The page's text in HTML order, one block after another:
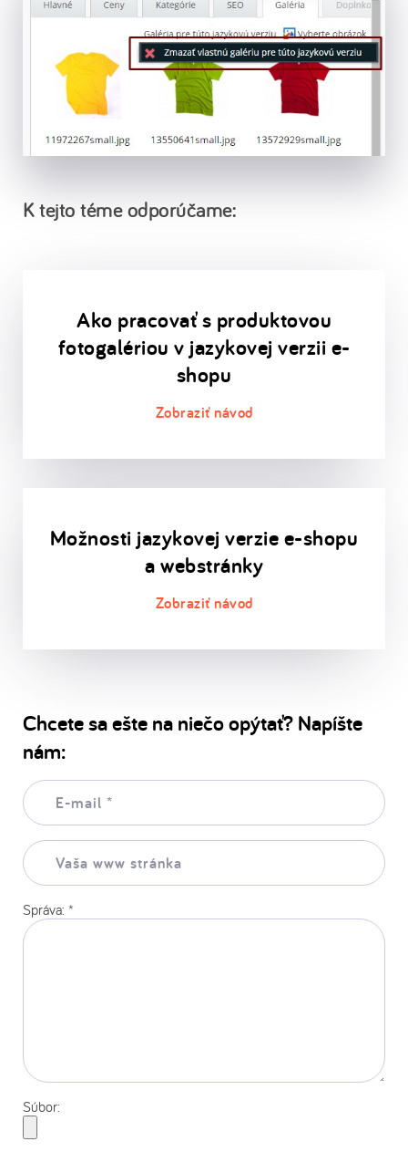
K tejto téme odporúčame:
Ako pracovať s produktovou
fotogalériou v jazykovej verzii e-
shopu
Možnosti jazykovej verzie e-shopu
a webstránky
Chcete sa ešte na niečo opýtať? Napíšte
nám:
E-
mail:
Vaša
www
stránka:
Správa: *
Súbor: